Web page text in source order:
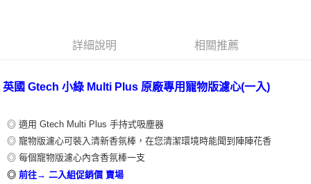
【關於「AFTEE先享後付」】
１．簡單：不需註冊會員、不需綁卡、不需儲值。
２．便利：只要手機號碼，簡訊認證，即可結帳。
【「AFTEE先享後付」結帳流程】
１．於結帳方式選擇「AFTEE先享後付」後，將跳轉至「AFTEE先享後付」
結帳頁面，進行簡訊認證並確認金額後，即可完成結帳。
２．訂單成立數日內，您將收到繳費通知簡訊。
３．收到繳費通知簡訊後14天內，點擊此簡訊中的連結，可透過四大超商／
運送方式
每筆NT$100，滿NT$490(含以上)免運費
黑貓
每筆NT$200
詳細說明 相關推薦
英國 Gtech 小綠 Multi Plus 原廠專用寵物版濾心(一入)
◎ 適用 Gtech Multi Plus 手持式吸塵器
◎ 寵物版濾心可裝入清新香氛棒，在您清潔環境時能聞到陣陣花香
◎ 每個寵物版濾心內含香氛棒一支
◎ 前往→ 二入組促銷價 賣場